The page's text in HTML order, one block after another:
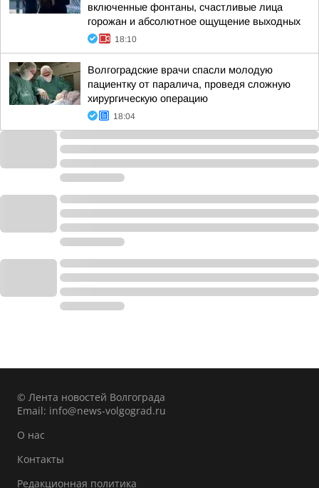
включенные фонтаны, счастливые лица
горожан и абсолютное ощущение выходных
18:10
Волгоградские врачи спасли молодую
пациентку от паралича, проведя сложную
хирургическую операцию
18:04
© Лента новостей Волгограда
Email: info@news-volgograd.ru
О нас
Контакты
Редакционная политика